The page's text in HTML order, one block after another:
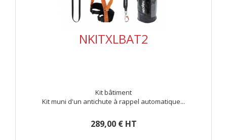
NKITXLBAT2
Kit bâtiment
Kit muni d'un antichute à rappel automatique...
289,00 € HT